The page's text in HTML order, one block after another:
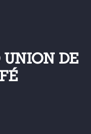
UNION DE